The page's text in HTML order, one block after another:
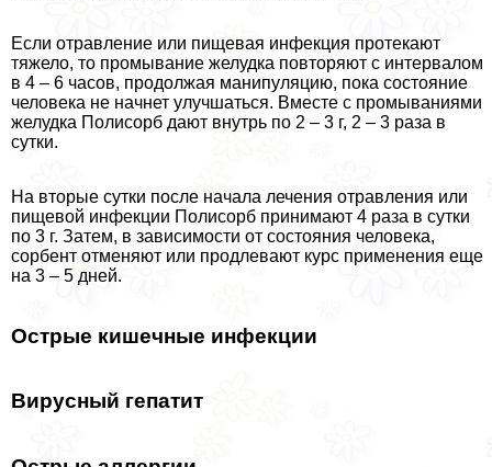
Если отравление или пищевая инфекция протекают
тяжело, то промывание желудка повторяют с интервалом
в 4 – 6 часов, продолжая манипуляцию, пока состояние
человека не начнет улучшаться. Вместе с промываниями
желудка Полисорб дают внутрь по 2 – 3 г, 2 – 3 раза в
сутки.
На вторые сутки после начала лечения отравления или
пищевой инфекции Полисорб принимают 4 раза в сутки
по 3 г. Затем, в зависимости от состояния человека,
сорбент отменяют или продлевают курс применения еще
на 3 – 5 дней.
Острые кишечные инфекции
Вирусный гепатит